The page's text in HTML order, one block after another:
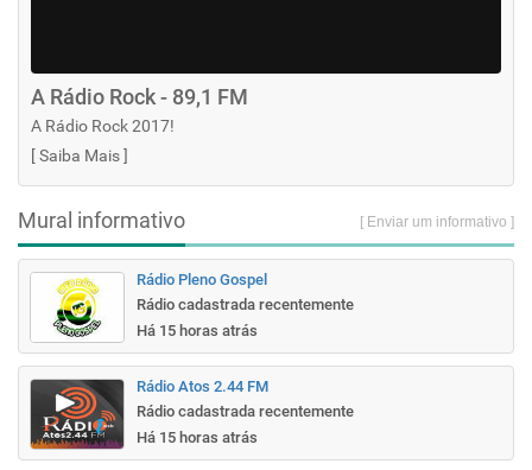
A Rádio Rock - 89,1 FM
A Rádio Rock 2017!
[Saiba Mais]
Mural informativo [ Enviar um informativo ]
Rádio Pleno Gospel
Rádio cadastrada recentemente
Há 15 horas atrás
Rádio Atos 2.44 FM
Rádio cadastrada recentemente
Há 15 horas atrás